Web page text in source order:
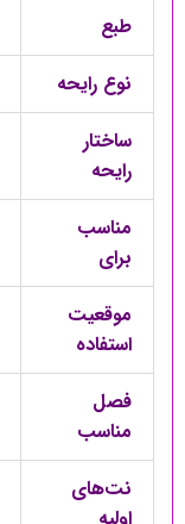
طبع
نوع رایحه
ساختار
رایحه
مناسب
برای
موقعیت
استفاده
فصل
مناسب
نت‌های